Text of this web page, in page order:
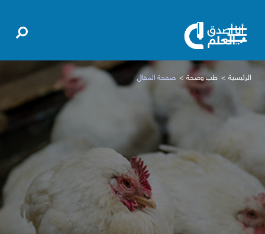
الرئيسية طب وصحة صفحة المقال